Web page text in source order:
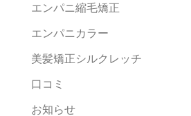
エンパニ縮毛矯正
エンパニカラー
美髪矯正シルクレッチ
口コミ
お知らせ